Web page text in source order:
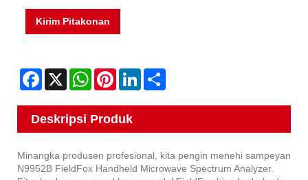
Kirim Pitakonan
Facebook
X WhatsAppPinterestLinkedIn
Deskripsi Produk
Minangka produsen profesional, kita pengin menehi sampeyan
N9952B FieldFox Handheld Microwave Spectrum Analyzer.